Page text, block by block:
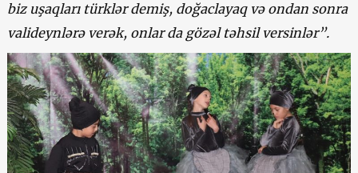
biz uşaqları türklər demiş, doğaclayaq və ondan sonra
valideynlərə verək, onlar da gözəl təhsil versinlər”.